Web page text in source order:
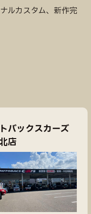
ルカスタム、新作完
バックスカーズ
店